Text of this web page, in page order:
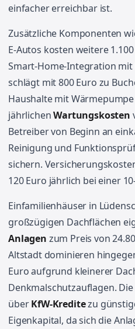
einfacher erreichbar ist.
Zusätzliche Komponenten
E-Autos kosten weitere
Smart-Home-Integration mit
schlägt mit 800 Euro zu
Haushalte mit
jährlichenWartungskosten
Betreiber von Beginn an
Reinigung und
sichern.
120 Euro jährlich bei einer
Einfamilienhäuser in
großzügigen Dachflächen
Anlagen zum Preis von
Altstadt dominieren
Euro aufgrund kleinerer
Denkmalschutzauflagen.
überKfW-Kreditezu
Eigenkapital, da sich die